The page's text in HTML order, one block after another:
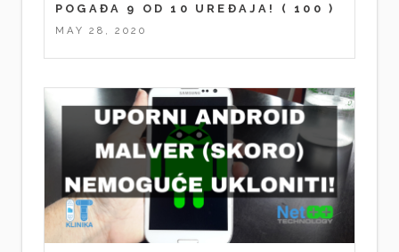
POGAĐA 9 OD 10 UREĐAJA!
( 100 )
MAY 28, 2020